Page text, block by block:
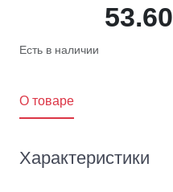
53.60
Есть в наличии
O товаре
Характеристики